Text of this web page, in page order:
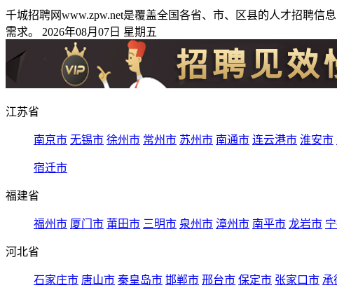
千城招聘网www.zpw.net是覆盖全国各省、市、区县的人才招聘
需求。 2026年08月07日 星期五
江苏省
南京市 无锡市 徐州市 常州市 苏州市 南通市 连云港市 淮安市
宿迁市
福建省
福州市 厦门市 莆田市 三明市 泉州市 漳州市 南平市 龙岩市
河北省
石家庄市 唐山市 秦皇岛市 邯郸市 邢台市 保定市 张家口市 承